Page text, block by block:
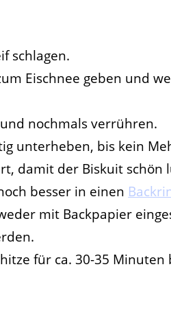
schlagen.
Eischnee geben und
nochmals verrühren.
unterheben, bis kein
damit der Biskuit schön
besser in einen
mit Backpapier
für ca. 30-35 Minuten